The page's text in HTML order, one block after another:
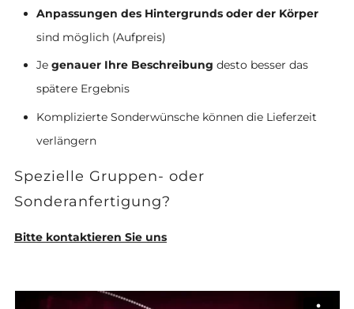
Anpassungen des Hintergrunds oder der Körper
sind möglich (Aufpreis)
Je genauer Ihre Beschreibung desto besser das
spätere Ergebnis
Komplizierte Sonderwünsche können die Lieferzeit
verlängern
Spezielle Gruppen- oder
Sonderanfertigung?
Bitte kontaktieren Sie uns